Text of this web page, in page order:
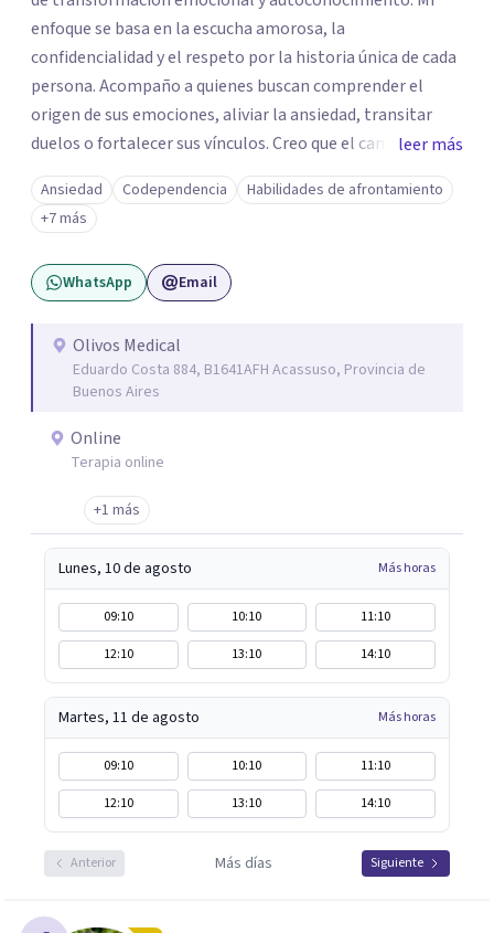
enfoque se basa en la escucha amorosa, la
confidencialidad y el respeto por la historia única de cada
persona. Acompaño a quienes buscan comprender el
origen de sus emociones, aliviar la ansiedad, transitar
duelos o fortalecer sus vínculos. Creo que el camino hacia
una vida más auténtica comienza cuando nos animamos
a mirar hacia adentro y a reconocer las raíces de lo que
sentimos.
leer más
Ansiedad Codependencia
Habilidades de afrontamiento
+7 más
WhatsApp Email
Olivos Medical
Eduardo Costa 884, B1641AFH Acassuso, Provincia de
Buenos Aires
Online
Terapia online
+1 más
Lunes, 10 de agosto Más horas
09:10 10:10
11:10
12:10
13:10 14:10
Martes, 11 de agosto Más horas
09:10 10:10
11:10
12:10
13:10 14:10
Anterior Más días Siguiente